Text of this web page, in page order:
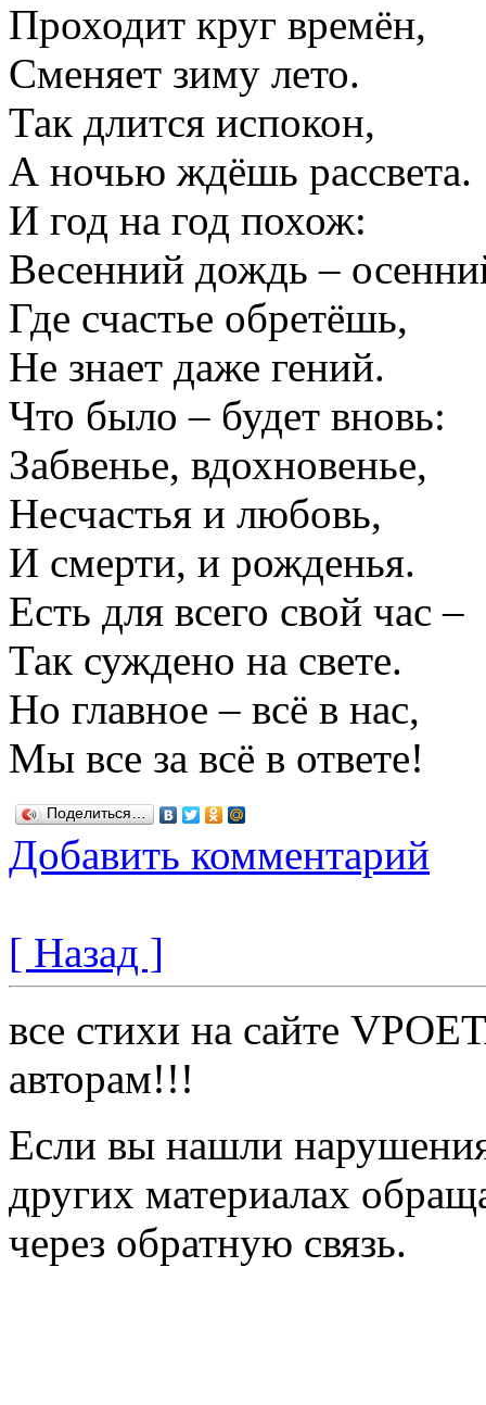
Проходит круг времён,
Сменяет зиму лето.
Так длится испокон,
А ночью ждёшь рассвета.
И год на год похож:
Весенний дождь –
Где счастье обретёшь,
Не знает даже гений.
Что было – будет вновь:
Забвенье, вдохновенье,
Несчастья и любовь,
И смерти, и рожденья.
Есть для всего свой час –
Так суждено на свете.
Но главное – всё в нас,
Мы все за всё в ответе!
Поделиться…
Добавить комментарий
[ Назад ]
все стихи на сайте
авторам!!!
Если вы нашли
других материалах
через обратную связь.